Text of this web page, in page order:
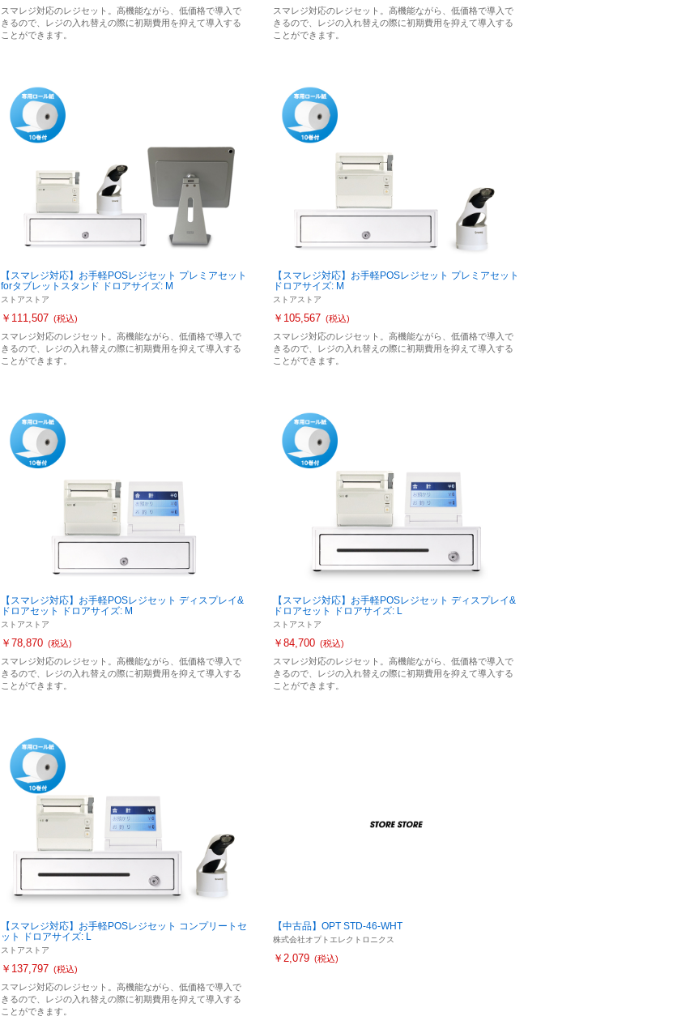
スマレジ対応のレジセット。高機能ながら、低価格で導入で
きるので、レジの入れ替えの際に初期費用を抑えて導入する
ことができます。
スマレジ対応のレジセット。高機能ながら、低価格で導入で
きるので、レジの入れ替えの際に初期費用を抑えて導入する
ことができます。
【スマレジ対応】お手軽POSレジセット プレミアセット
forタブレットスタンド ドロアサイズ: M
ストアストア
￥111,507 (税込)
スマレジ対応のレジセット。高機能ながら、低価格で導入で
きるので、レジの入れ替えの際に初期費用を抑えて導入する
ことができます。
【スマレジ対応】お手軽POSレジセット プレミアセット
ドロアサイズ: M
ストアストア
￥105,567 (税込)
スマレジ対応のレジセット。高機能ながら、低価格で導入で
きるので、レジの入れ替えの際に初期費用を抑えて導入する
ことができます。
【スマレジ対応】お手軽POSレジセット ディスプレイ&
ドロアセット ドロアサイズ: M
ストアストア
￥78,870 (税込)
スマレジ対応のレジセット。高機能ながら、低価格で導入で
きるので、レジの入れ替えの際に初期費用を抑えて導入する
ことができます。
【スマレジ対応】お手軽POSレジセット ディスプレイ&
ドロアセット ドロアサイズ: L
ストアストア
￥84,700 (税込)
スマレジ対応のレジセット。高機能ながら、低価格で導入で
きるので、レジの入れ替えの際に初期費用を抑えて導入する
ことができます。
【スマレジ対応】お手軽POSレジセット コンプリートセ
ット ドロアサイズ: L
ストアストア
￥137,797 (税込)
スマレジ対応のレジセット。高機能ながら、低価格で導入で
きるので、レジの入れ替えの際に初期費用を抑えて導入する
ことができます。
【中古品】OPT STD-46-WHT
株式会社オプトエレクトロニクス
￥2,079 (税込)